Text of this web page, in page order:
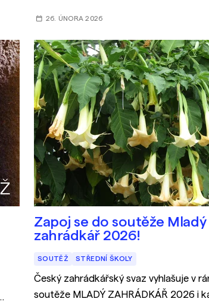
26. ÚNORA 2026
Zapoj se do soutěže Mladý
zahrádkář 2026!
SOUTĚŽ STŘEDNÍ ŠKOLY
Český zahrádkářský svaz vyhlašuje v
soutěže MLADÝ ZAHRÁDKÁŘ 2026 i